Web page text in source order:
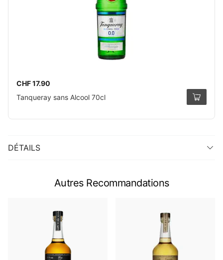
CHF 17.90
Tanqueray sans Alcool 70cl
DÉTAILS
Autres Recommandations